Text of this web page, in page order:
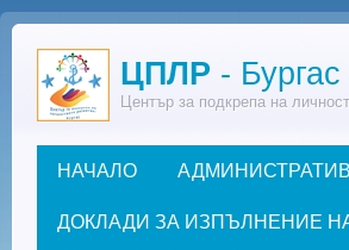
Премини към основното съдържание
ЦПЛР - Бургас
Център за подкрепа на
Основно меню
НАЧАЛО
ДОКЛАДИ ЗА ИЗПЪЛНЕНИЕ